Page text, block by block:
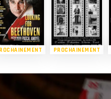
PROCHAINEMENT